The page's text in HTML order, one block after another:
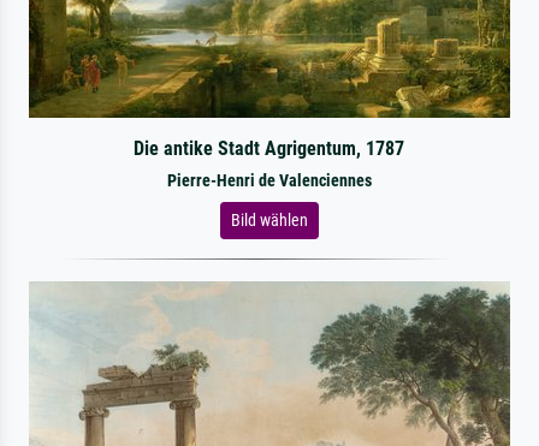
Die antike Stadt Agrigentum, 1787
Pierre-Henri de Valenciennes
Bild wählen